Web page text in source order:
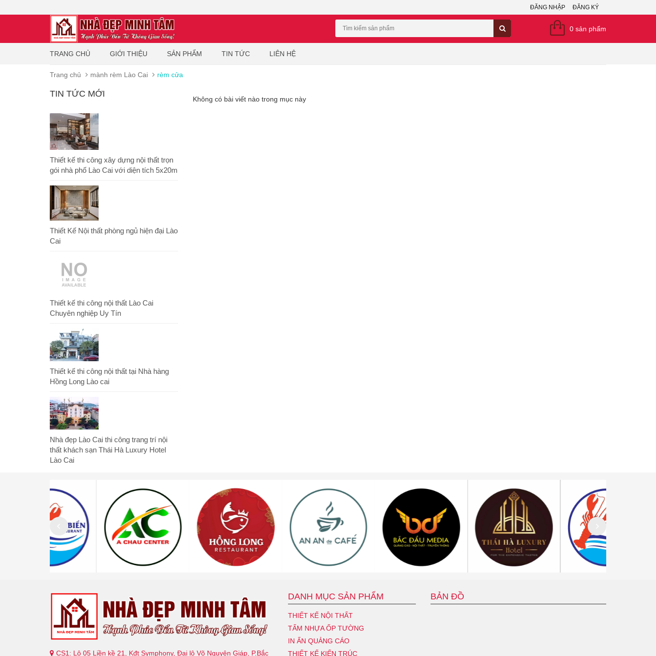
ĐĂNG NHẬP ĐĂNG KÝ
0 sản phẩm
TRANG CHỦ GIỚI THIỆU SẢN PHẨM TIN TỨC LIÊN HỆ
Trang chủ mành rèm Lào Cai rèm cửa
TIN TỨC MỚI
Thiết kế thi công xây dựng nội thất trọn
gói nhà phố Lào Cai với diện tích 5x20m
Thiết Kế Nội thất phòng ngủ hiện đại Lào
Cai
Thiết kế thi công nội thất Lào Cai
Chuyên nghiệp Uy Tín
Thiết kế thi công nội thất tại Nhà hàng
Hồng Long Lào cai
Nhà đẹp Lào Cai thi công trang trí nội
thất khách sạn Thái Hà Luxury Hotel
Lào Cai
Không có bài viết nào trong mục này
CS1: Lô 05 Liền kề 21, Kđt Symphony, Đại lộ Võ Nguyên Giáp, P.Bắc
DANH MỤC SẢN PHẨM
THIẾT KẾ NỘI THẤT
TẤM NHỰA ỐP TƯỜNG
IN ẤN QUẢNG CÁO
THIẾT KẾ KIẾN TRÚC
BẢN ĐỒ